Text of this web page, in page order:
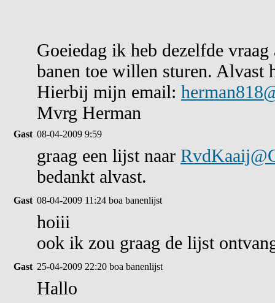
Goeiedag ik heb dezelfde
banen toe willen sturen. Alvast
Hierbij mijn email:
Mvrg Herman
Gast 08-04-2009 9:59
graag een lijst naar
bedankt alvast.
Gast 08-04-2009 11:24 boa banenlijst
hoiii
ook ik zou graag de lijst
Gast 25-04-2009 22:20 boa banenlijst
Hallo